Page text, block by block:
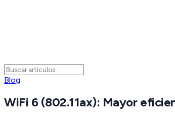
Blog
WiFi 6 (802.11ax): Mayor